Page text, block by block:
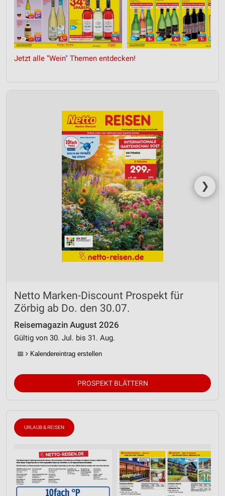
Jetzt alle "Wein" Themen entdecken!
❯
Netto Marken-Discount Prospekt für
Zörbig ab Do. den 30.07.
Reisemagazin August 2026
Gültig von 30. Jul. bis 31. Aug.
📅 Kalendereintrag erstellen
PROSPEKT BLÄTTERN
URLAUB & REISEN